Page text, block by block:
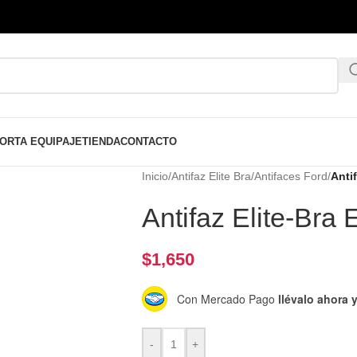
EQUIPAJETIENDACONTACTO
Inicio/Antifaz Elite Bra/Antifaces Ford/
Antifaz Elite-Bra
$1,650
Con Mercado Pago llévalo ahora
- +